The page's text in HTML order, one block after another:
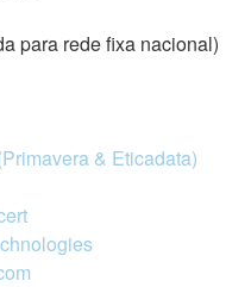
para rede fixa nacional)
& Eticadata)